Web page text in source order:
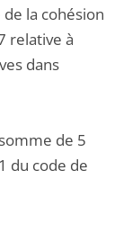
la cohésion
relative à
dans
de 5
du code de